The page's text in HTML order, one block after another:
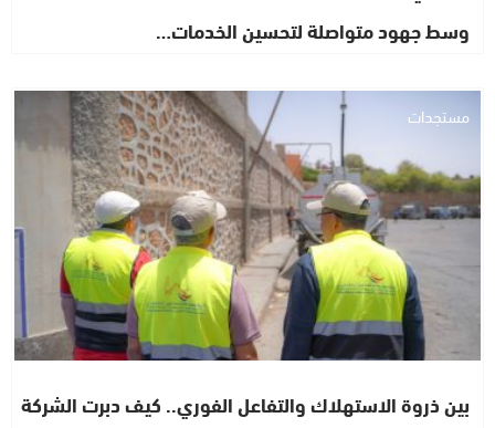
وسط جهود متواصلة لتحسين الخدمات…
مستجدات
بين ذروة الاستهلاك والتفاعل الفوري.. كيف دبرت الشركة